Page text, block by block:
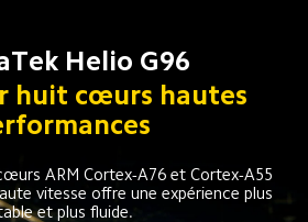
huit cœurs hautes
ARM Cortex-A76 et Cortex-A55
vitesse offre une expérience plus
et plus fluide.